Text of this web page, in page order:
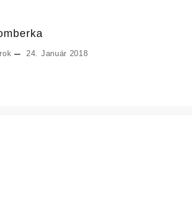
24. Január 2018